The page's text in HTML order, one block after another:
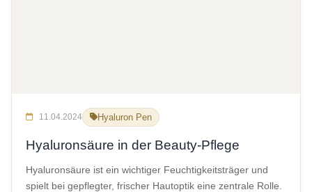
11.04.2024 Hyaluron Pen
Hyaluronsäure in der Beauty-Pflege
Hyaluronsäure ist ein wichtiger Feuchtigkeitsträger und
spielt bei gepflegter, frischer Hautoptik eine zentrale Rolle.